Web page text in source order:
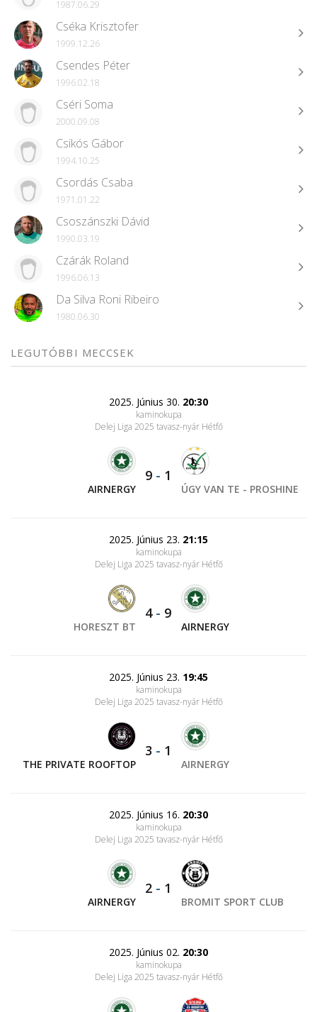
1987.06.29
Cséka Krisztofer
1999.12.26
Csendes Péter
1996.02.18
Cséri Soma
2000.09.08
Csikós Gábor
1994.10.25
Csordás Csaba
1971.01.22
Csoszánszki Dávid
1990.03.19
Czárák Roland
1996.06.13
Da Silva Roni Ribeiro
1980.06.30
LEGUTÓBBI MECCSEK
2025. Június 30. 20:30
kaminokupa
Delej Liga 2025 tavasz-nyár Hétfő
AIRNERGY
9 - 1
ÚGY VAN TE - PROSHINE
2025. Június 23. 21:15
kaminokupa
Delej Liga 2025 tavasz-nyár Hétfő
HORESZT BT
4- 9
AIRNERGY
2025. Június 23. 19:45
kaminokupa
Delej Liga 2025 tavasz-nyár Hétfő
THE PRIVATE ROOFTOP
3 - 1
AIRNERGY
2025. Június 16. 20:30
kaminokupa
Delej Liga 2025 tavasz-nyár Hétfő
AIRNERGY
2 - 1
BROMIT SPORT CLUB
2025. Június 02. 20:30
kaminokupa
Delej Liga 2025 tavasz-nyár Hétfő